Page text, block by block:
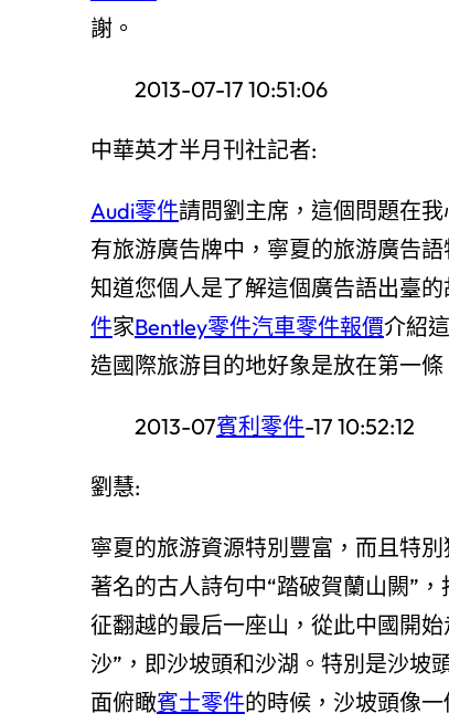
謝。
2013-07-17 10:51:06
中華英才半月刊社記者:
Audi零件請問劉主席，這個問題在
有旅游廣告牌中，寧夏的旅游廣告
知道您個人是了解這個廣告語出臺
件家Bentley零件汽車零件報價介紹
造國際旅游目的地好象是放在第一
2013-07賓利零件-17 10:52:12
劉慧:
寧夏的旅游資源特別豐富，而且特
著名的古人詩句中“踏破賀蘭山闕”
征翻越的最后一座山，從此中國開
沙”，即沙坡頭和沙湖。特別是沙坡
面俯瞰賓士零件的時候，沙坡頭像